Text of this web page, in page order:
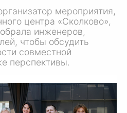
мероприятия,
центра «Сколково»,
инженеров,
чтобы обсудить
совместной
перспективы.